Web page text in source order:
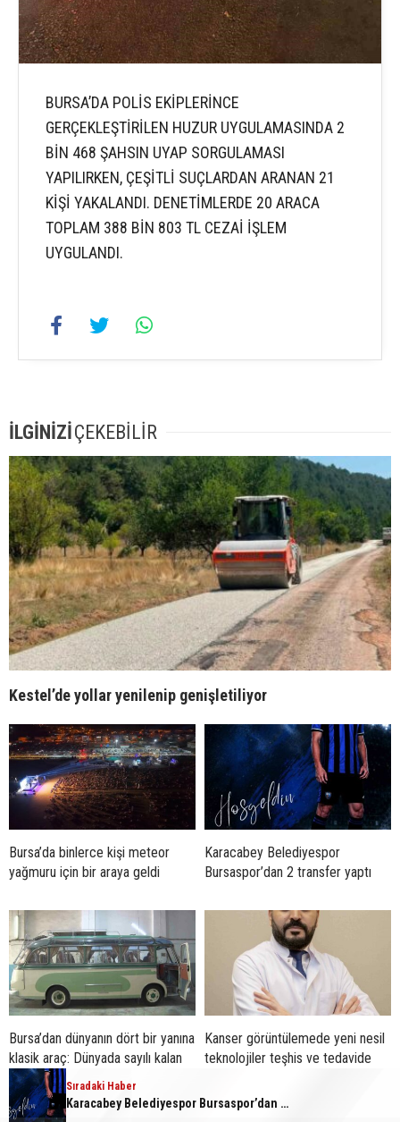
Sıradaki Haber
Bursa’da huzur uygulaması: 21 aranan şahıs yakalandı, 388 bin TL ceza kesildi
BURSA’DA POLİS EKİPLERİNCE
GERÇEKLEŞTİRİLEN HUZUR UYGULAMASINDA 2
BİN 468 ŞAHSIN UYAP SORGULAMASI
YAPILIRKEN, ÇEŞİTLİ SUÇLARDAN ARANAN 21
KİŞİ YAKALANDI. DENETİMLERDE 20 ARACA
TOPLAM 388 BİN 803 TL CEZAİ İŞLEM
UYGULANDI.
İLGİNİZİÇEKEBİLİR
Kestel’de yollar yenilenip genişletiliyor
Bursa’da binlerce kişi meteor
yağmuru için bir araya geldi
Karacabey Belediyespor
Bursaspor’dan 2 transfer yaptı
Bursa’dan dünyanın dört bir yanına
klasik araç: Dünyada sayılı kalan
otobüsler Bursa’da
Kanser görüntülemede yeni nesil
teknolojiler teşhis ve tedavide
Sıradaki Haber
Karacabey Belediyespor Bursaspor’dan 2 transfer yaptı